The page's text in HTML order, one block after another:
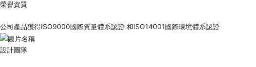
榮譽資質
公司產品獲得ISO9000國際質量體系認證 和ISO14001國際環境體系認證
設計團隊